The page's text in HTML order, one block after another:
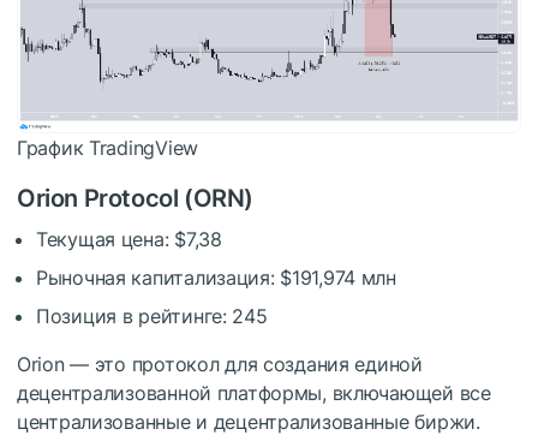
График TradingView
Orion Protocol (ORN)
Текущая цена: $7,38
Рыночная капитализация: $191,974 млн
Позиция в рейтинге: 245
Orion — это протокол для создания единой
децентрализованной платформы, включающей все
централизованные и децентрализованные биржи.